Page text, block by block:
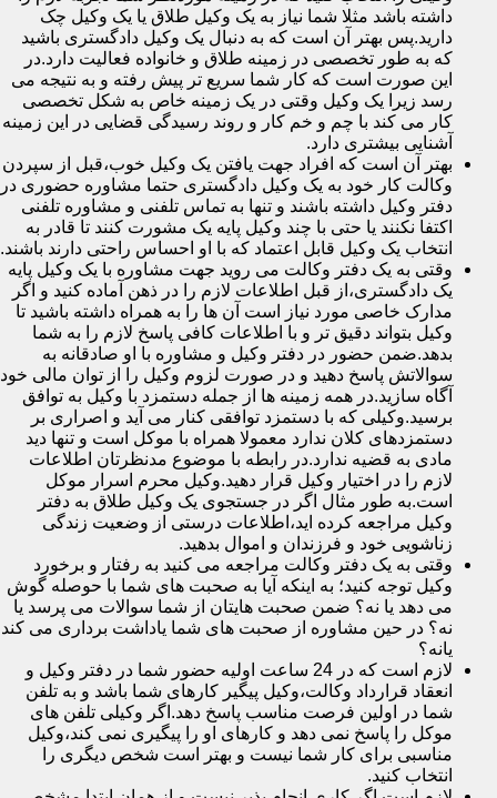
داشته باشد مثلا شما نیاز به یک وکیل طلاق یا یک وکیل چک
دارید.پس بهتر آن است که به دنبال یک وکیل دادگستری باشید
که به طور تخصصی در زمینه طلاق و خانواده فعالیت دارد.در
این صورت است که کار شما سریع تر پیش رفته و به نتیجه می
رسد زیرا یک وکیل وقتی در یک زمینه خاص به شکل تخصصی
کار می کند با چم و خم کار و روند رسیدگی قضایی در این زمینه
آشنایی بیشتری دارد.
بهتر آن است که افراد جهت یافتن یک وکیل خوب،قبل از سپردن
وکالت کار خود به یک وکیل دادگستری حتما مشاوره حضوری در
دفتر وکیل داشته باشند و تنها به تماس تلفنی و مشاوره تلفنی
اکتفا نکنند یا حتی با چند وکیل پایه یک مشورت کنند تا قادر به
انتخاب یک وکیل قابل اعتماد که با او احساس راحتی دارند باشند.
وقتی به یک دفتر وکالت می روید جهت مشاوره با یک وکیل پایه
یک دادگستری،از قبل اطلاعات لازم را در ذهن آماده کنید و اگر
مدارک خاصی مورد نیاز است آن ها را به همراه داشته باشید تا
وکیل بتواند دقیق تر و با اطلاعات کافی پاسخ لازم را به شما
بدهد.ضمن حضور در دفتر وکیل و مشاوره با او صادقانه به
سوالاتش پاسخ دهید و در صورت لزوم وکیل را از توان مالی خود
آگاه سازید.در همه زمینه ها از جمله دستمزد با وکیل به توافق
برسید.وکیلی که با دستمزد توافقی کنار می آید و اصراری بر
دستمزدهای کلان ندارد معمولا همراه با موکل است و تنها دید
مادی به قضیه ندارد.در رابطه با موضوع مدنظرتان اطلاعات
لازم را در اختیار وکیل قرار دهید.وکیل محرم اسرار موکل
است.به طور مثال اگر در جستجوی یک وکیل طلاق به دفتر
وکیل مراجعه کرده اید،اطلاعات درستی از وضعیت زندگی
زناشویی خود و فرزندان و اموال بدهید.
وقتی به یک دفتر وکالت مراجعه می کنید به رفتار و برخورد
وکیل توجه کنید؛ به اینکه آیا به صحبت های شما با حوصله گوش
می دهد یا نه؟ ضمن صحبت هایتان از شما سوالات می پرسد یا
نه؟ در حین مشاوره از صحبت های شما یاداشت برداری می کند
یانه؟
لازم است که در 24 ساعت اولیه حضور شما در دفتر وکیل و
انعقاد قرارداد وکالت،وکیل پیگیر کارهای شما باشد و به تلفن
شما در اولین فرصت مناسب پاسخ دهد.اگر وکیلی تلفن های
موکل را پاسخ نمی دهد و کارهای او را پیگیری نمی کند،وکیل
مناسبی برای کار شما نیست و بهتر است شخص دیگری را
انتخاب کنید.